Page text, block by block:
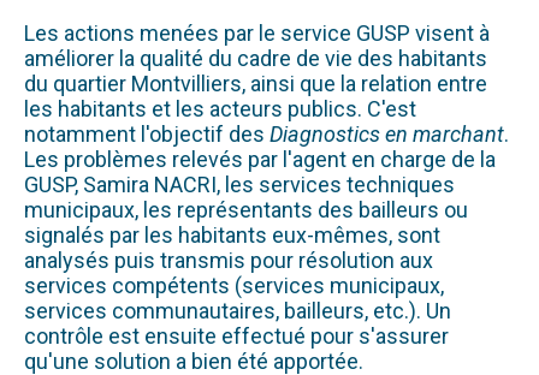
Les actions menées par le service GUSP visent à
améliorer la qualité du cadre de vie des habitants
du quartier Montvilliers, ainsi que la relation entre
les habitants et les acteurs publics. C'est
notamment l'objectif des Diagnostics en marchant.
Les problèmes relevés par l'agent en charge de la
GUSP, Samira NACRI, les services techniques
municipaux, les représentants des bailleurs ou
signalés par les habitants eux-mêmes, sont
analysés puis transmis pour résolution aux
services compétents (services municipaux,
services communautaires, bailleurs, etc.). Un
contrôle est ensuite effectué pour s'assurer
qu'une solution a bien été apportée.